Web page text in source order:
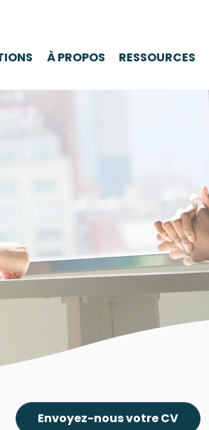
À PROPOS RESSOURCES
Envoyez-nous votre CV